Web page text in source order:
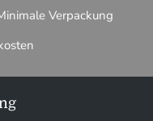
Verpackung